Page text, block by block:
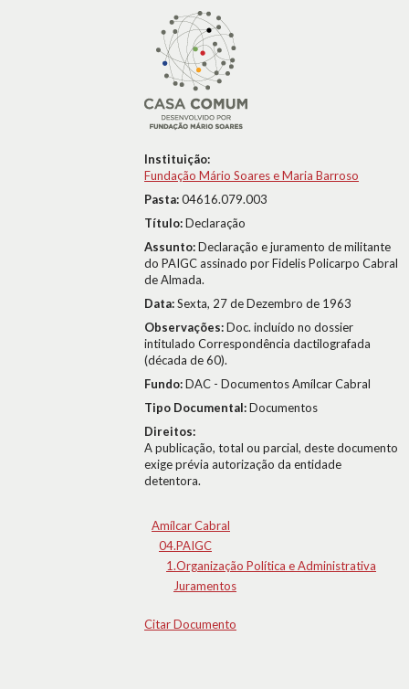
Instituição:
Fundação Mário Soares e Maria Barroso
Pasta:04616.079.003
Título:Declaração
Assunto:Declaração e juramento de militante
do PAIGC assinado por Fidelis Policarpo Cabral
de Almada.
Data:Sexta, 27 de Dezembro de 1963
Observações:Doc. incluído no dossier
intitulado Correspondência dactilografada
(década de 60).
Fundo:DAC - Documentos Amílcar Cabral
Tipo Documental:Documentos
Direitos:
A publicação, total ou parcial, deste documento
exige prévia autorização da entidade
detentora.
Amílcar Cabral
04.PAIGC
1.Organização Política e Administrativa
Juramentos
Citar Documento